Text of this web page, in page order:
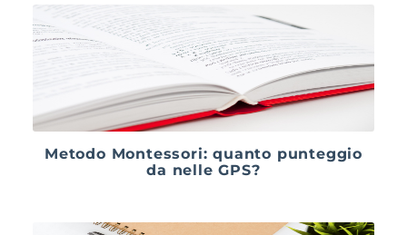
Metodo Montessori: quanto punteggio
da nelle GPS?